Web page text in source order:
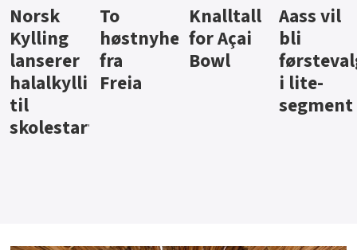
Knalltall
for Açai
Bowl
Aass vil
bli
førstevalg
i lite-
Brus og
jus fra
Berentsen
Hard
iste fra
Hansa